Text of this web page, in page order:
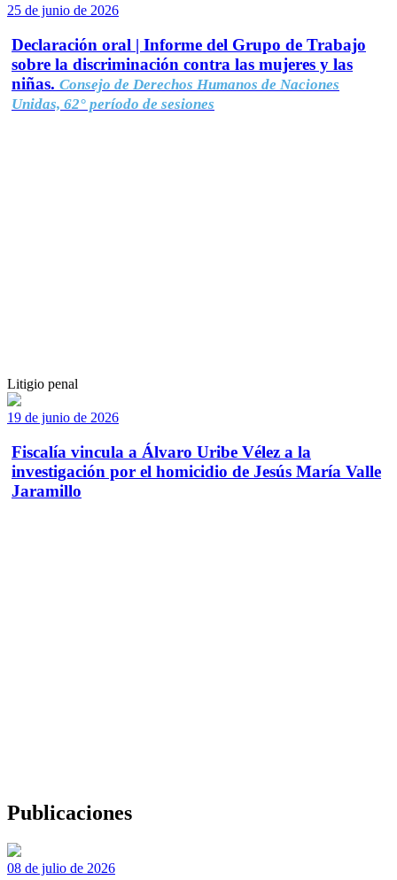
25 de junio de 2026
Declaración oral | Informe del Grupo de Trabajo
sobre la discriminación contra las mujeres y las
niñas. Consejo de Derechos Humanos de Naciones
Unidas, 62° período de sesiones
Litigio penal
19 de junio de 2026
Fiscalía vincula a Álvaro Uribe Vélez a la
investigación por el homicidio de Jesús María Valle
Jaramillo
Publicaciones
08 de julio de 2026